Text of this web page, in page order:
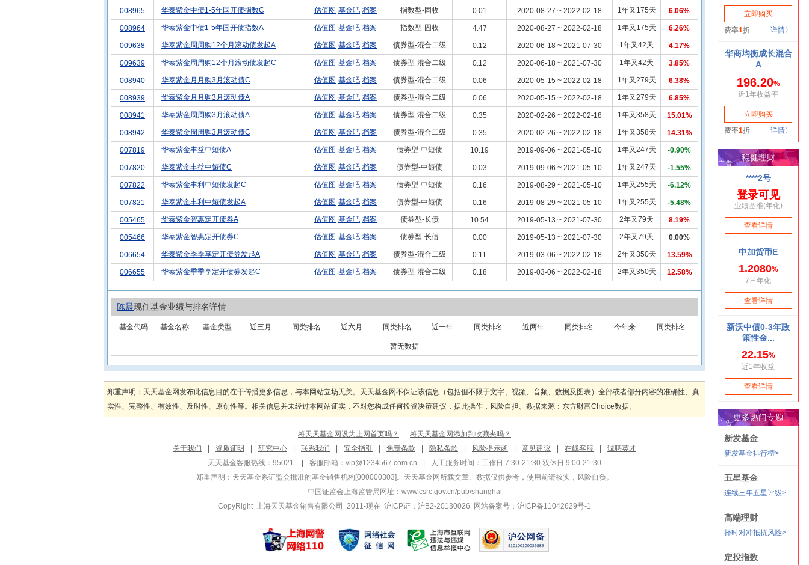
008965 华泰紫金中债1-5年国开债指数C 估值图 基金吧 档案 指数型-固收 0.01 2020-08-27 ~ 2022-02-18 1年又175天 6.06%
008964 华泰紫金中债1-5年国开债指数A 估值图 基金吧 档案 指数型-固收 4.47 2020-08-27 ~ 2022-02-18 1年又175天 6.26%
009638 华泰紫金周周购12个月滚动债发起A 估值图 基金吧 档案 债券型-混合二级 0.12 2020-06-18 ~ 2021-07-30 1年又42天 4.17%
009639 华泰紫金周周购12个月滚动债发起C 估值图 基金吧 档案 债券型-混合二级 0.12 2020-06-18 ~ 2021-07-30 1年又42天 3.85%
008940 华泰紫金月月购3月滚动债C 估值图 基金吧 档案 债券型-混合二级 0.06 2020-05-15 ~ 2022-02-18 1年又279天 6.38%
008939 华泰紫金月月购3月滚动债A 估值图 基金吧 档案 债券型-混合二级 0.06 2020-05-15 ~ 2022-02-18 1年又279天 6.85%
008941 华泰紫金周周购3月滚动债A 估值图 基金吧 档案 债券型-混合二级 0.35 2020-02-26 ~ 2022-02-18 1年又358天 15.01%
008942 华泰紫金周周购3月滚动债C 估值图 基金吧 档案 债券型-混合二级 0.35 2020-02-26 ~ 2022-02-18 1年又358天 14.31%
007819 华泰紫金丰益中短债A 估值图 基金吧 档案 债券型-中短债 10.19 2019-09-06 ~ 2021-05-10 1年又247天 -0.90%
007820 华泰紫金丰益中短债C 估值图 基金吧 档案 债券型-中短债 0.03 2019-09-06 ~ 2021-05-10 1年又247天 -1.55%
007822 华泰紫金丰利中短债发起C 估值图 基金吧 档案 债券型-中短债 0.16 2019-08-29 ~ 2021-05-10 1年又255天 -6.12%
007821 华泰紫金丰利中短债发起A 估值图 基金吧 档案 债券型-中短债 0.16 2019-08-29 ~ 2021-05-10 1年又255天 -5.48%
005465 华泰紫金智惠定开债券A 估值图 基金吧 档案 债券型-长债 10.54 2019-05-13 ~ 2021-07-30 2年又79天 8.19%
005466 华泰紫金智惠定开债券C 估值图 基金吧 档案 债券型-长债 0.00 2019-05-13 ~ 2021-07-30 2年又79天 0.00%
006654 华泰紫金季季享定开债券发起A 估值图 基金吧 档案 债券型-混合二级 0.11 2019-03-06 ~ 2022-02-18 2年又350天 13.59%
006655 华泰紫金季季享定开债券发起C 估值图 基金吧 档案 债券型-混合二级 0.18 2019-03-06 ~ 2022-02-18 2年又350天 12.58%
陈晨现任基金业绩与排名详情
基金代码 基金名称 基金类型 近三月 同类排名 近六月 同类排名 近一年 同类排名 近两年 同类排名 今年来 同类排名
暂无数据
郑重声明：天天基金网发布此信息目的在于传播更多信息，与本网站立场无关。天天基金网不保证该信息（包括但不限于文字、视频、音频、数据及图表）全部或者部分内容的准确性、真
实性、完整性、有效性、及时性、原创性等。相关信息并未经过本网站证实，不对您构成任何投资决策建议，据此操作，风险自担。数据来源：东方财富Choice数据。
将天天基金网设为上网首页吗？
将天天基金网添加到收藏夹吗？
关于我们
资质证明 研究中心 联系我们 安全指引 免责条款 隐私条款 风险提示函 意见建议 在线客服
诚聘英才
天天基金客服热线：95021
客服邮箱： vip@1234567.com.cn
人工服务时间：工作日 7:30-21:30 双休日 9:00-21:30
郑重声明： 天天基金系证监会批准的基金销售机构[000000303]。天天基金网所载文章、数据仅供参考，使用前请核实，风险自负。
中国证监会上海监管局网址： www.csrc.gov.cn/pub/shanghai
CopyRight 上海天天基金销售有限公司 2011-现在 沪ICP证：沪B2-20130026
网站备案号：沪ICP备11042629号-1